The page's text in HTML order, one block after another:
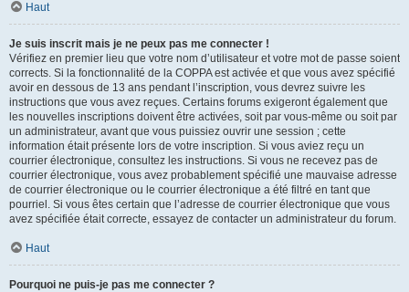
Haut
Je suis inscrit mais je ne peux pas me connecter !
Vérifiez en premier lieu que votre nom d’utilisateur et votre mot de passe soient
corrects. Si la fonctionnalité de la COPPA est activée et que vous avez spécifié
avoir en dessous de 13 ans pendant l’inscription, vous devrez suivre les
instructions que vous avez reçues. Certains forums exigeront également que
les nouvelles inscriptions doivent être activées, soit par vous-même ou soit par
un administrateur, avant que vous puissiez ouvrir une session ; cette
information était présente lors de votre inscription. Si vous aviez reçu un
courrier électronique, consultez les instructions. Si vous ne recevez pas de
courrier électronique, vous avez probablement spécifié une mauvaise adresse
de courrier électronique ou le courrier électronique a été filtré en tant que
pourriel. Si vous êtes certain que l’adresse de courrier électronique que vous
avez spécifiée était correcte, essayez de contacter un administrateur du forum.
Haut
Pourquoi ne puis-je pas me connecter ?